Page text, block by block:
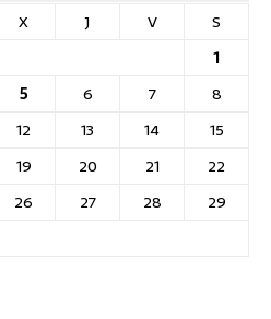
X J V
S
1
5 6 7
8
12 13 14
15
19 20 21
22
26 27 28
29